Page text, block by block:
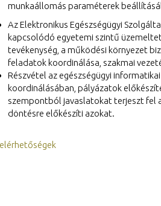
munkaállomás paraméterek
Az Elektronikus Egészségügyi
kapcsolódó egyetemi szintű
tevékenység, a működési környezet
feladatok koordinálása, szakmai
Részvétel az egészségügyi
koordinálásában, pályázatok
szempontból javaslatokat terjeszt fel
döntésre előkészíti azokat.